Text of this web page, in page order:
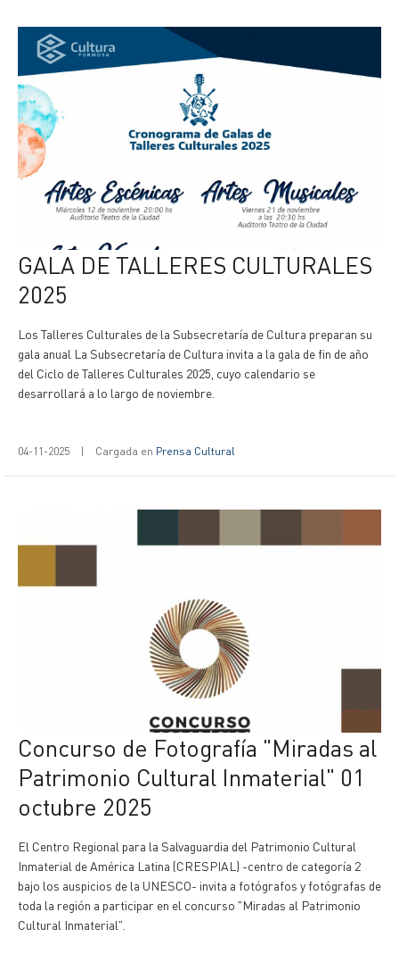
GALA DE TALLERES CULTURALES
2025
Los Talleres Culturales de la Subsecretaría de Cultura preparan su
gala anual La Subsecretaría de Cultura invita a la gala de fin de año
del Ciclo de Talleres Culturales 2025, cuyo calendario se
desarrollará a lo largo de noviembre.
04-11-2025 | Cargada en Prensa Cultural
Concurso de Fotografía "Miradas al
Patrimonio Cultural Inmaterial" 01
octubre 2025
El Centro Regional para la Salvaguardia del Patrimonio Cultural
Inmaterial de América Latina (CRESPIAL) -centro de categoría 2
bajo los auspicios de la UNESCO- invita a fotógrafos y fotógrafas de
toda la región a participar en el concurso "Miradas al Patrimonio
Cultural Inmaterial".